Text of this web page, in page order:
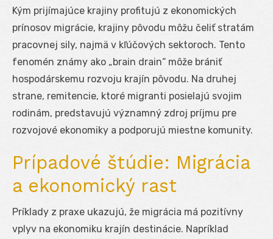
Kým prijímajúce krajiny profitujú z ekonomických
prínosov migrácie, krajiny pôvodu môžu čeliť stratám
pracovnej sily, najmä v kľúčových sektoroch. Tento
fenomén známy ako „brain drain“ môže brániť
hospodárskemu rozvoju krajín pôvodu. Na druhej
strane, remitencie, ktoré migranti posielajú svojim
rodinám, predstavujú významný zdroj príjmu pre
rozvojové ekonomiky a podporujú miestne komunity.
Prípadové štúdie: Migrácia
a ekonomický rast
Príklady z praxe ukazujú, že migrácia má pozitívny
vplyv na ekonomiku krajín destinácie. Napríklad